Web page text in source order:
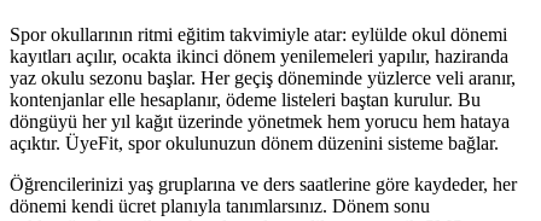
Spor okullarının ritmi eğitim takvimiyle atar: eylülde okul dönemi
kayıtları açılır, ocakta ikinci dönem yenilemeleri yapılır, haziranda
yaz okulu sezonu başlar. Her geçiş döneminde yüzlerce veli aranır,
kontenjanlar elle hesaplanır, ödeme listeleri baştan kurulur. Bu
döngüyü her yıl kağıt üzerinde yönetmek hem yorucu hem hataya
açıktır. ÜyeFit, spor okulunuzun dönem düzenini sisteme bağlar.
Öğrencilerinizi yaş gruplarına ve ders saatlerine göre kaydeder, her
dönemi kendi ücret planıyla tanımlarsınız. Dönem sonu